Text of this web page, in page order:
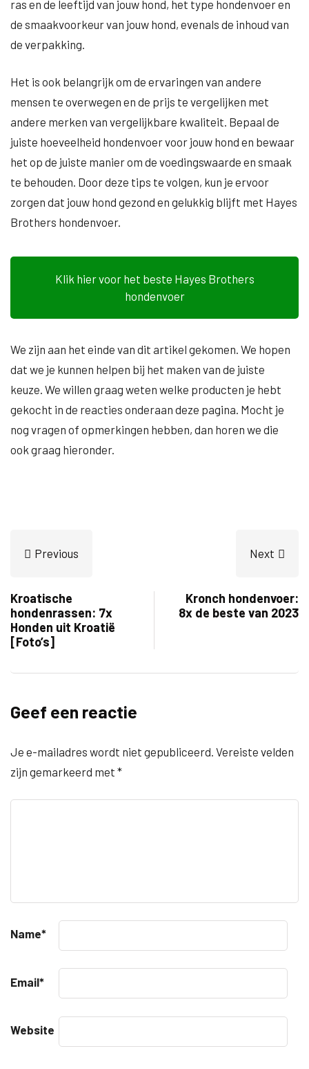
ras en de leeftijd van jouw hond, het type hondenvoer en
de smaakvoorkeur van jouw hond, evenals de inhoud van
de verpakking.
Het is ook belangrijk om de ervaringen van andere
mensen te overwegen en de prijs te vergelijken met
andere merken van vergelijkbare kwaliteit. Bepaal de
juiste hoeveelheid hondenvoer voor jouw hond en bewaar
het op de juiste manier om de voedingswaarde en smaak
te behouden. Door deze tips te volgen, kun je ervoor
zorgen dat jouw hond gezond en gelukkig blijft met Hayes
Brothers hondenvoer.
Klik hier voor het beste Hayes Brothers
hondenvoer
We zijn aan het einde van dit artikel gekomen. We hopen
dat we je kunnen helpen bij het maken van de juiste
keuze. We willen graag weten welke producten je hebt
gekocht in de reacties onderaan deze pagina. Mocht je
nog vragen of opmerkingen hebben, dan horen we die
ook graag hieronder.
Previous
Kroatische
hondenrassen: 7x
Honden uit Kroatië
[Foto’s]
Next
Kronch hondenvoer:
8x de beste van 2023
Geef een reactie
Je e-mailadres wordt niet gepubliceerd. Vereiste velden
zijn gemarkeerd met *
Name*
Email*
Website